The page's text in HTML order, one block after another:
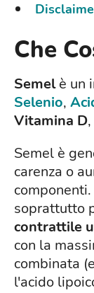
Che
Semelè un
Selenio,
Vitamina D,
Semel è
carenza o
soprattutto
contrattile
con la
combinata
l'acido